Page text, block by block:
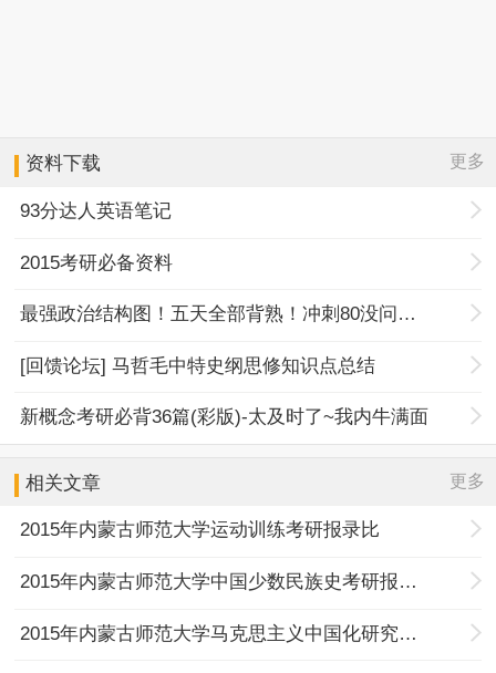
资料下载 更多
93分达人英语笔记
2015考研必备资料
最强政治结构图！五天全部背熟！冲刺80没问题！
[回馈论坛] 马哲毛中特史纲思修知识点总结
新概念考研必背36篇(彩版)-太及时了~我内牛满面
相关文章 更多
2015年内蒙古师范大学运动训练考研报录比
2015年内蒙古师范大学中国少数民族史考研报录比
2015年内蒙古师范大学马克思主义中国化研究考研报录比